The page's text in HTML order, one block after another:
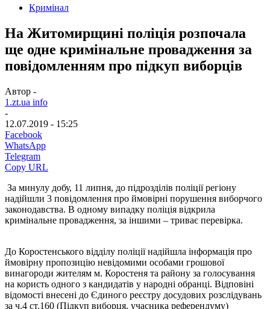
Кримінал
На Житомирщині поліція розпочала
ще одне кримінальне провадження за
повідомленням про підкуп виборців
Автор -
1.zt.ua info
-
12.07.2019 - 15:25
Facebook
WhatsApp
Telegram
Copy URL
За минулу добу, 11 липня, до підрозділів поліції регіону
надійшли 3 повідомлення про ймовірні порушення виборчого
законодавства. В одному випадку поліція відкрила
кримінальне провадження, за іншими – триває перевірка.
До Коростенського відділу поліції надійшла інформація про
ймовірну пропозицію невідомими особами грошової
винагороди жителям м. Коростеня та району за голосування
на користь одного з кандидатів у народні обранці. Відповіні
відомості внесені до Єдиного реєстру досудових розслідувань
за ч.4 ст.160 (Підкуп виборця, учасника референдуму)